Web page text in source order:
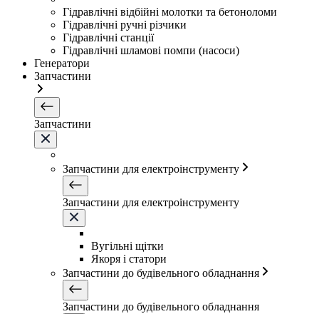
Гідравлічні відбійні молотки та бетоноломи
Гідравлічні ручні різчики
Гідравлічні станції
Гідравлічні шламові помпи (насоси)
Генератори
Запчастини
Запчастини
Запчастини для електроінструменту
Запчастини для електроінструменту
Вугільні щітки
Якоря і статори
Запчастини до будівельного обладнання
Запчастини до будівельного обладнання